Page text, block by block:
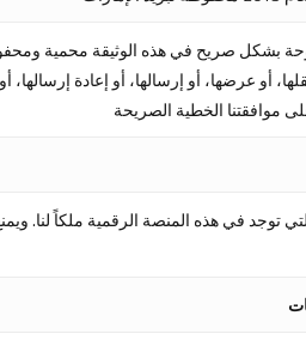
بشكل صريح في هذه الوثيقة محمية
أو عرضها، أو إرسالها، أو إعادة
توجد في هذه المنصة الرقمية ملكاً